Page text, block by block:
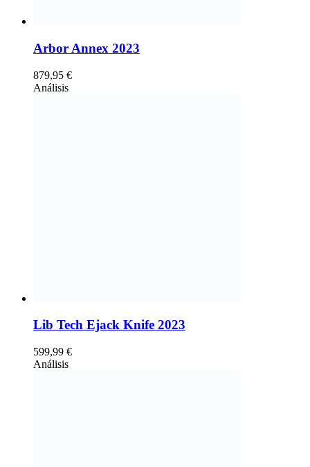
Arbor Annex 2023
879,95 €
Análisis
Lib Tech Ejack Knife 2023
599,99 €
Análisis